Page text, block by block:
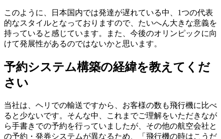
このように、日本国内では発達が遅れている中、1つの代表
的なスタイルとなっておりますので、たいへん大きな意義を
持っていると感じています。また、今後のオリンピックに向
けて発展性があるのではないかと思います。
予約システム構築の経緯を教えてくだ
さい
当社は、ヘリでの輸送ですから、お客様の数も飛行機に比べ
ると少ないです。そんな中、これまでご理解をいただきなが
ら手書きでの予約を行っていましたが、その他の航空会社と
の予約・発券システムが異なるため、「飛行機の時はこうだ